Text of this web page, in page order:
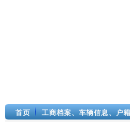
首页 工商档案、车辆信息、户